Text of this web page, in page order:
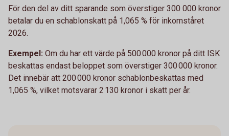
För den del av ditt sparande som överstiger 300 000 kronor
betalar du en schablonskatt på 1,065 % för inkomståret
2026.
Exempel: Om du har ett värde på 500 000 kronor på ditt ISK
beskattas endast beloppet som överstiger 300 000 kronor.
Det innebär att 200 000 kronor schablonbeskattas med
1,065 %, vilket motsvarar 2 130 kronor i skatt per år.